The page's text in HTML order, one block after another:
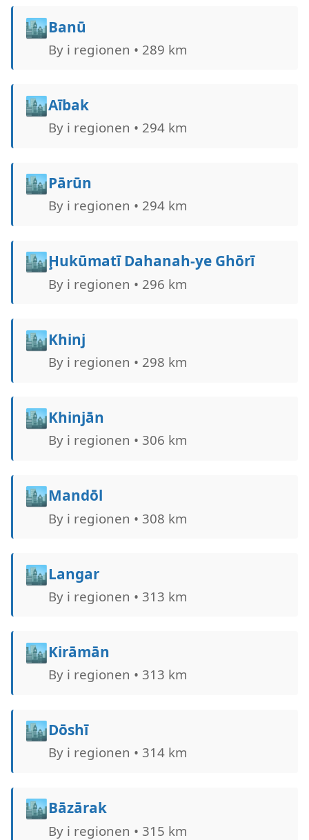
🏙️Banū
By i regionen • 289 km
🏙️Aībak
By i regionen • 294 km
🏙️Pārūn
By i regionen • 294 km
🏙️Ḩukūmatī Dahanah-ye Ghōrī
By i regionen • 296 km
🏙️Khinj
By i regionen • 298 km
🏙️Khinjān
By i regionen • 306 km
🏙️Mandōl
By i regionen • 308 km
🏙️Langar
By i regionen • 313 km
🏙️Kirāmān
By i regionen • 313 km
🏙️Dōshī
By i regionen • 314 km
🏙️Bāzārak
By i regionen • 315 km